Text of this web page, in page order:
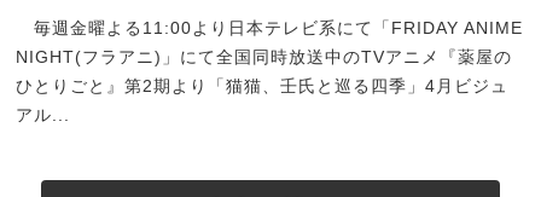
毎週金曜よる11:00より日本テレビ系にて「FRIDAY ANIME
NIGHT(フラアニ)」にて全国同時放送中のTVアニメ『薬屋の
ひとりごと』第2期より「猫猫、壬氏と巡る四季」4月ビジュ
アル...